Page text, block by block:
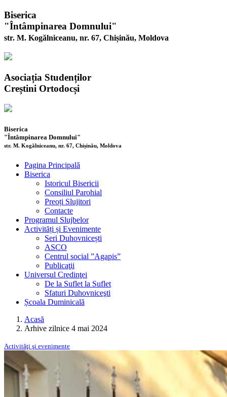
Biserica
"Întâmpinarea Domnului"
str. M. Kogălniceanu, nr. 67, Chișinău, Moldova
Asociația Studenților
Creștini Ortodocși
Biserica
"Întâmpinarea Domnului"
str. M. Kogălniceanu, nr. 67, Chișinău, Moldova
Pagina Principală
Biserica
Istoricul Bisericii
Consiliul Parohial
Preoți Slujitori
Contacte
Programul Slujbelor
Activități și Evenimente
Seri Duhovnicești
ASCO
Centrul social ”Agapis”
Publicaţii
Universul Credinţei
De la Suflet la Suflet
Sfaturi Duhovniceşti
Școala Duminicală
Acasă
Arhive zilnice 4 mai 2024
Activităţi şi evenimente